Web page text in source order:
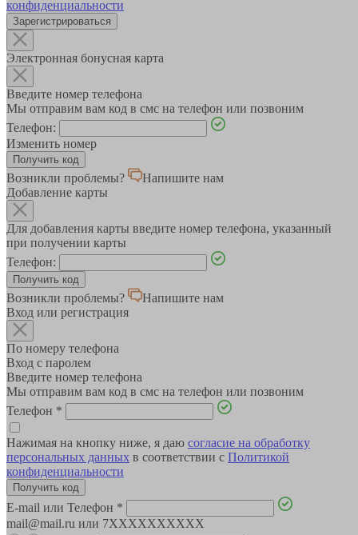
конфиденциальности
Зарегистрироваться
Электронная бонусная карта
Введите номер телефона
Мы отправим вам код в смс на телефон или позвоним
Телефон:
Изменить номер
Возникли проблемы?
Напишите нам
Добавление карты
Для добавления карты введите номер телефона, указанный
при получении карты
Телефон:
Возникли проблемы?
Напишите нам
Вход или регистрация
По номеру телефона
Вход с паролем
Введите номер телефона
Мы отправим вам код в смс на телефон или позвоним
Телефон *
Нажимая на кнопку ниже, я даю согласие на обработку
персональных данных в соответствии с Политикой
конфиденциальности
E-mail или Телефон *
mail@mail.ru или 7XXXXXXXXXX